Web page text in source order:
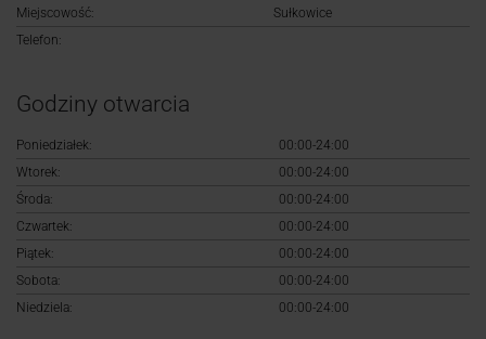
Miejscowość:
Sułkowice
Telefon:
Godziny otwarcia
Poniedziałek:
00:00-24:00
Wtorek:
00:00-24:00
Środa:
00:00-24:00
Czwartek:
00:00-24:00
Piątek:
00:00-24:00
Sobota:
00:00-24:00
Niedziela:
00:00-24:00